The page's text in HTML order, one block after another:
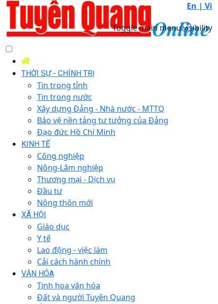
En | Vi
Toggle main menu visibility
THỜI SỰ - CHÍNH TRỊ
Tin trong tỉnh
Tin trong nước
Xây dựng Đảng - Nhà nước - MTTQ
Bảo vệ nền tảng tư tưởng của Đảng
Đạo đức Hồ Chí Minh
KINH TẾ
Công nghiệp
Nông-Lâm nghiệp
Thương mại - Dịch vụ
Đầu tư
Nông thôn mới
XÃ HỘI
Giáo dục
Y tế
Lao động - việc làm
Cải cách hành chính
VĂN HÓA
Tinh hoa văn hóa
Đất và người Tuyên Quang